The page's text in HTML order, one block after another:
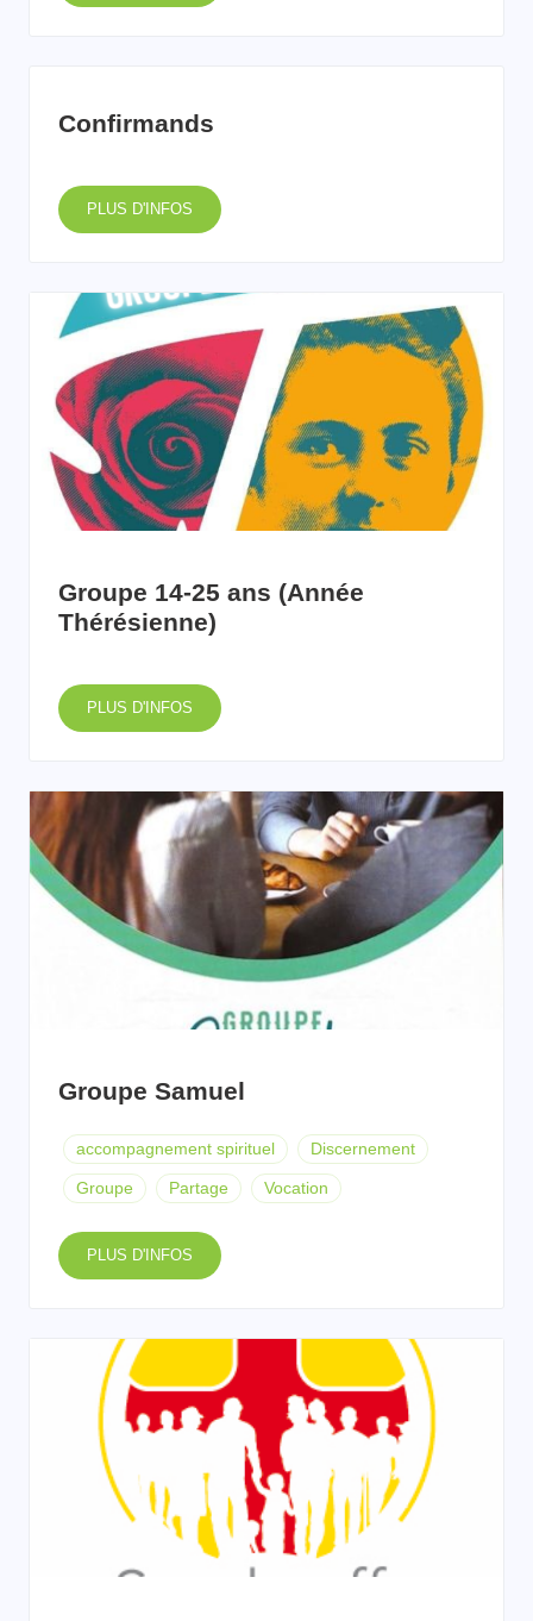
Confirmands
PLUS D'INFOS
Groupe 14-25 ans (Année
Thérésienne)
PLUS D'INFOS
Groupe Samuel
accompagnement spirituel Discernement
Groupe Partage Vocation
PLUS D'INFOS